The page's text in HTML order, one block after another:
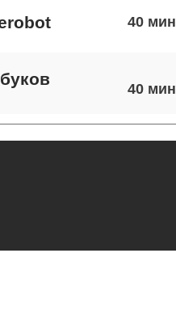
40
40